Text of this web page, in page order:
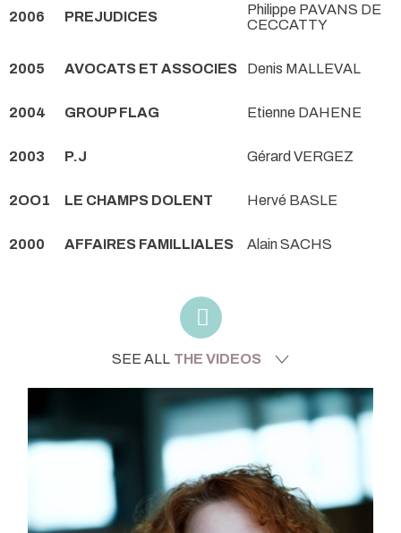
SEE ALL THE VIDEOS
2006 PREJUDICES
Philippe PAVANS DE
CECCATTY
2005 AVOCATS ET ASSOCIES Denis MALLEVAL
2004 GROUP FLAG Etienne DAHENE
2003 P.J Gérard VERGEZ
2OO1 LE CHAMPS DOLENT Hervé BASLE
2000 AFFAIRES FAMILLIALES Alain SACHS